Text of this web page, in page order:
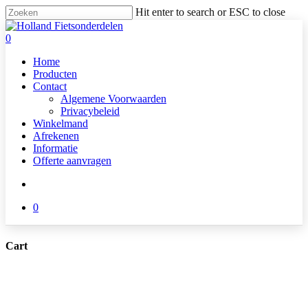
Skip
to
main
Hit enter to search or ESC to close
Close
Search
search
0
Home
Producten
Contact
Algemene Voorwaarden
Privacybeleid
Winkelmand
Afrekenen
Informatie
Offerte aanvragen
0
Cart